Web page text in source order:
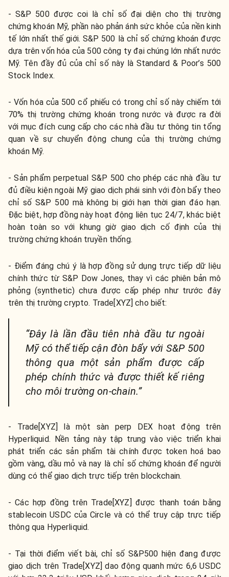
- S&P 500 được coi là chỉ số đại diện cho thị trường
chứng khoán Mỹ, phần nào phản ánh sức khỏe của nền kinh
tế lớn nhất thế giới. S&P 500 là chỉ số chứng khoán được
dựa trên vốn hóa của 500 công ty đại chúng lớn nhất nước
Mỹ. Tên đầy đủ của chỉ số này là Standard & Poor’s 500
Stock Index.
- Vốn hóa của 500 cổ phiếu có trong chỉ số này chiếm tới
70% thị trường chứng khoán trong nước và được ra đời
với mục đích cung cấp cho các nhà đầu tư thông tin tổng
quan về sự chuyển động chung của thị trường chứng
khoán Mỹ.
- Sản phẩm perpetual S&P 500 cho phép các nhà đầu tư
đủ điều kiện ngoài Mỹ giao dịch phái sinh với đòn bẩy theo
chỉ số S&P 500 mà không bị giới hạn thời gian đáo hạn.
Đặc biệt, hợp đồng này hoạt động liên tục 24/7, khác biệt
hoàn toàn so với khung giờ giao dịch cố định của thị
trường chứng khoán truyền thống.
- Điểm đáng chú ý là hợp đồng sử dụng trực tiếp dữ liệu
chính thức từ S&P Dow Jones, thay vì các phiên bản mô
phỏng (synthetic) chưa được cấp phép như trước đây
trên thị trường crypto. Trade[XYZ] cho biết:
“Đây là lần đầu tiên nhà đầu tư ngoài
Mỹ có thể tiếp cận đòn bẩy với S&P 500
thông qua một sản phẩm được cấp
phép chính thức và được thiết kế riêng
cho môi trường on-chain.”
- Trade[XYZ] là một sàn perp DEX hoạt động trên
Hyperliquid. Nền tảng này tập trung vào việc triển khai
phát triển các sản phẩm tài chính được token hoá bao
gồm vàng, dầu mỏ và nay là chỉ số chứng khoán để người
dùng có thể giao dịch trực tiếp trên blockchain.
- Các hợp đồng trên Trade[XYZ] được thanh toán bằng
stablecoin USDC của Circle và có thể truy cập trực tiếp
thông qua Hyperliquid.
- Tại thời điểm viết bài, chỉ số S&P500 hiện đang được
giao dịch trên Trade[XYZ] dao động quanh mức 6,6 USDC